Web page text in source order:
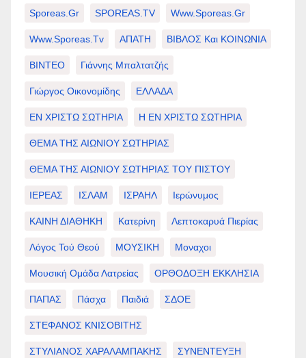
Sporeas.gr SPOREAS.TV Www.sporeas.gr
Www.sporeas.tv ΑΠΑΤΗ ΒΙΒΛΟΣ Και ΚΟΙΝΩΝΙΑ
ΒΙΝΤΕΟ Γιάννης Μπαλτατζής
Γιώργος Οικονομίδης ΕΛΛΑΔΑ
ΕΝ ΧΡΙΣΤΩ ΣΩΤΗΡΙΑ Η ΕΝ ΧΡΙΣΤΩ ΣΩΤΗΡΙΑ
ΘΕΜΑ ΤΗΣ ΑΙΩΝΙΟΥ ΣΩΤΗΡΙΑΣ
ΘΕΜΑ ΤΗΣ ΑΙΩΝΙΟΥ ΣΩΤΗΡΙΑΣ ΤΟΥ ΠΙΣΤΟΥ
ΙΕΡΕΑΣ ΙΣΛΑΜ ΙΣΡΑΗΛ Ιερώνυμος
ΚΑΙΝΗ ΔΙΑΘΗΚΗ Κατερίνη Λεπτοκαρυά Πιερίας
Λόγος Τού Θεού ΜΟΥΣΙΚΗ Μοναχοι
Μουσική Ομάδα Λατρείας ΟΡΘΟΔΟΞΗ ΕΚΚΛΗΣΙΑ
ΠΑΠΑΣ Πάσχα Παιδιά ΣΔΟΕ
ΣΤΕΦΑΝΟΣ ΚΝΙΣΟΒΙΤΗΣ
ΣΤΥΛΙΑΝΟΣ ΧΑΡΑΛΑΜΠΑΚΗΣ ΣΥΝΕΝΤΕΥΞΗ